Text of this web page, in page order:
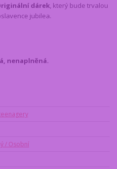
dárek, který bude trvalou
jubilea.
nenaplněná.
/ Osobní